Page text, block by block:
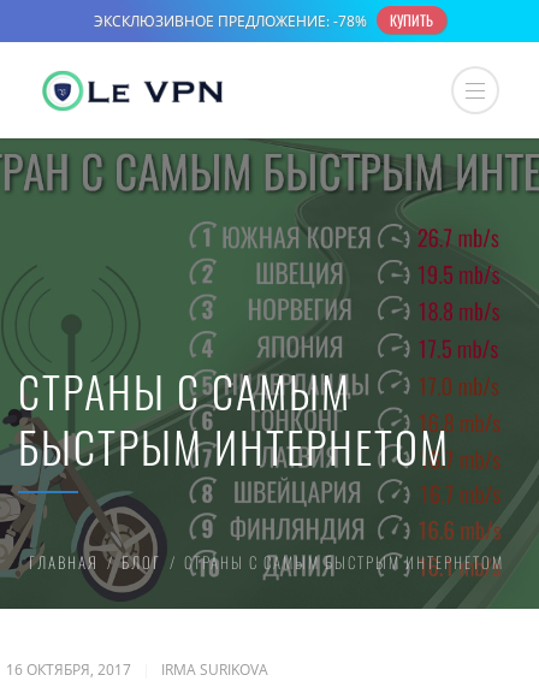
СТРАНЫ С САМЫМ
БЫСТРЫМ ИНТЕРНЕТОМ
ГЛАВНАЯ БЛОГ СТРАНЫ С САМЫМ БЫСТРЫМ ИНТЕРНЕТОМ
16 ОКТЯБРЯ, 2017 IRMA SURIKOVA